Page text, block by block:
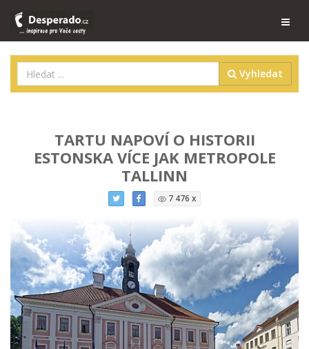
Vyhledat
TARTU NAPOVÍ O HISTORII
ESTONSKA VÍCE JAK METROPOLE
TALLINN
7 476 x